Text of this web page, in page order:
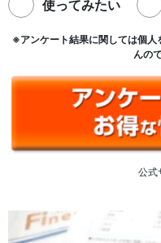
使ってみたい
※アンケート結果に関しては個
んの
公式